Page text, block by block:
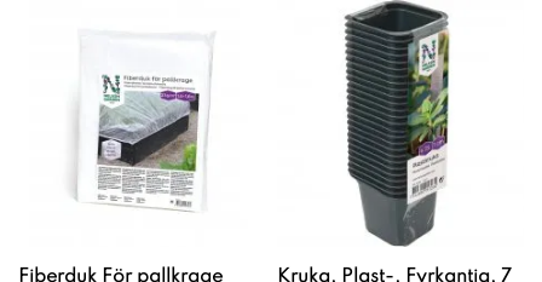
Fiberduk För pallkrage
Kruka, Plast-, Fyrkantig, 7